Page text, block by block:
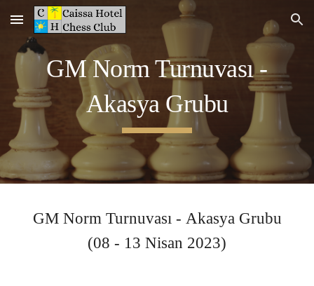
Skip to main content Skip to navigation
GM Norm Turnuvası -
Akasya Grubu
GM Norm Turnuvası - Akasya Grubu
(08 - 13 Nisan 2023)